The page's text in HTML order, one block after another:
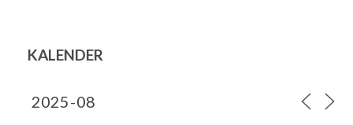
KALENDER